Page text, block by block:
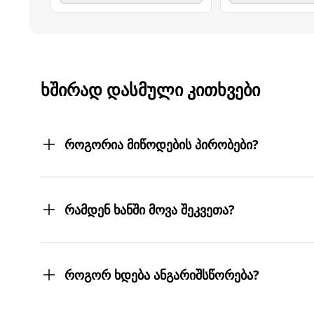
ᲮᲨᲘᲠᲐᲓ ᲓᲐᲡᲛᲣᲚᲘ ᲙᲘᲗᲮᲕᲔᲑᲘ
როგორია მიწოდების პირობები?
სასურველ მისამართებზე მოგიტანთ. მიტანის
რამდენ ხანში მოვა შეკვეთა?
თუმცა, ჩვენ ისეთი ყოჩაღები ვართ, 3
როგორ ხდება ანგარიშსწორება?